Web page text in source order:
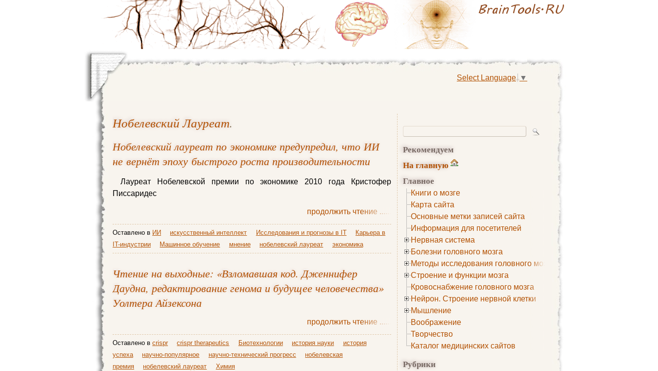
Select Language ▼
Рекомендуем
На главную
Главное
Книги о мозге
Карта сайта
Основные метки записей сайта
Информация для посетителей
Нервная система
Болезни головного мозга
Методы исследования головного мозга
Строение и функции мозга
Кровоснабжение головного мозга
Нейрон. Строение нервной клетки
Мышление
Воображение
Творчество
Каталог медицинских сайтов
Рубрики
Нобелевский Лауреат.
Нобелевский лауреат по экономике предупредил, что ИИ
не вернёт эпоху быстрого роста производительности
Лауреат Нобелевской премии по экономике 2010 года Кристофер
Писсаридес
продолжить чтение ......
Оставлено в ИИ искусственный интеллект Исследования и прогнозы в IT
Карьера в
IT-индустрии
Машинное обучение мнение нобелевский лауреат экономика
Чтение на выходные: «Взломавшая код. Дженнифер
Даудна, редактирование генома и будущее человечества»
Уолтера Айзексона
продолжить чтение ......
Оставлено в crispr crispr therapeutics Биотехнологии история науки
история
успеха
научно-популярное научно-технический прогресс
нобелевская
премия
нобелевский лауреат Химия